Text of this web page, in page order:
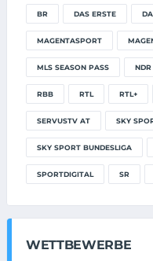
BR DAS ERSTE
MAGENTASPORT
MLS SEASON PASS NDR
RBB RTL RTL+
SERVUSTV AT SKY
SKY SPORT BUNDESLIGA
SPORTDIGITAL SR
WETTBEWERBE